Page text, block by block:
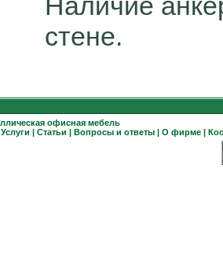
стене.
офисная мебель
Услуги | Статьи | Вопросы и ответы | О фирме |